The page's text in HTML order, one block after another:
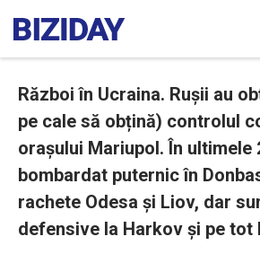
Război în Ucraina. Rușii au
pe cale să obțină) controlul
orașului Mariupol. În ultimele
bombardat puternic în
rachete Odesa și Liov, dar
defensive la Harkov și pe tot